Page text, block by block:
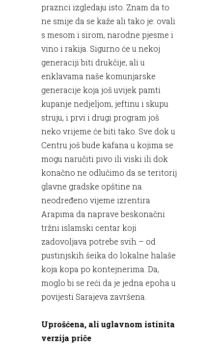
praznci izgledaju isto. Znam da to
ne smije da se kaže ali tako je: ovali
s mesom i sirom, narodne pjesme i
vino i rakija. Sigurno će u nekoj
generaciji biti drukčije, ali u
enklavama naše komunjarske
generacije koja još uvijek pamti
kupanje nedjeljom, jeftinu i skupu
struju, i prvi i drugi program još
neko vrijeme će biti tako. Sve dok u
Centru još bude kafana u kojima se
mogu naručiti pivo ili viski ili dok
konačno ne odlučimo da se teritorij
glavne gradske opštine na
neodređeno vijeme izrentira
Arapima da naprave beskonačni
tržni islamski centar koji
zadovoljava potrebe svih – od
pustinjskih šeika do lokalne halaše
koja kopa po kontejnerima. Da,
moglo bi se reći da je jedna epoha u
povijesti Sarajeva završena.
Uprošćena, ali uglavnom istinita
verzija priče